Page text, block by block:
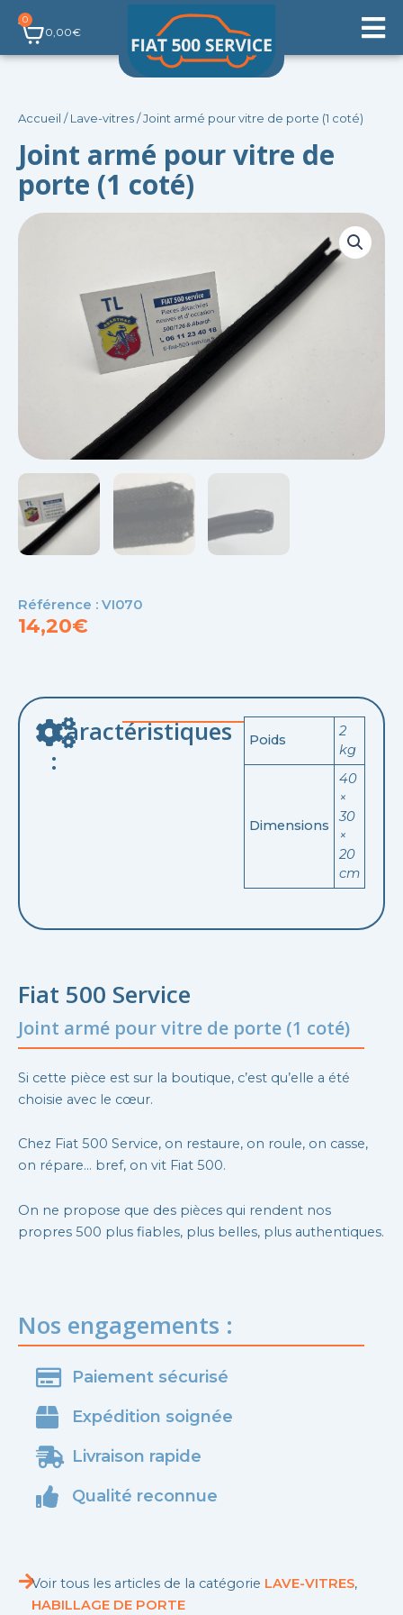
Aller
contenu
0,00€
0
Panier
Accueil /Lave-vitres/ Joint armé pour vitre de porte (1 coté)
Joint armé pour vitre de
porte (1 coté)
Référence : VI070
14,20€
Caractéristiques
:
Poids
2
kg
Dimensions
40
×
30
×
20
cm
Fiat 500 Service
Joint armé pour vitre de porte (1 coté)
Si cette pièce est sur la boutique, c’est qu’elle a été
choisie avec le cœur.
Chez Fiat 500 Service, on restaure, on roule, on casse,
on répare… bref, on vit Fiat 500.
On ne propose que des pièces qui rendent nos
propres 500 plus fiables, plus belles, plus authentiques.
Nos engagements :
Paiement sécurisé
Expédition soignée
Livraison rapide
Qualité reconnue
Voir tous les articles de la catégorie LAVE-VITRES,
HABILLAGE DE PORTE